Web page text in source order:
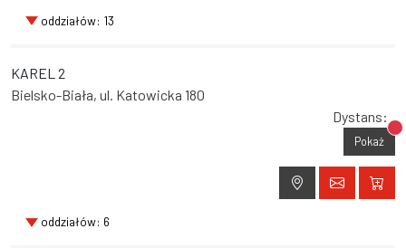
oddziałów: 13
KAREL 2
Bielsko-Biała, ul. Katowicka 180
Dystans:
Pokaż
oddziałów: 6